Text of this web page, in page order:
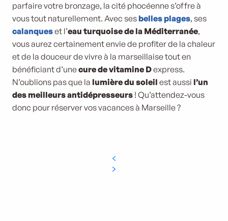
parfaire votre bronzage, la cité phocéenne s’offre à
vous tout naturellement. Avec ses belles plages, ses
calanqueset l’eau turquoise de la Méditerranée,
vous aurez certainement envie de profiter de la chaleur
et de la douceur de vivre à la marseillaise tout en
bénéficiant d’unecure de vitamine Dexpress.
N’oublions pas que la lumière du soleil est aussi l’un
des meilleurs antidépresseurs ! Qu’attendez-vous
donc pour réserver vos vacances à Marseille ?